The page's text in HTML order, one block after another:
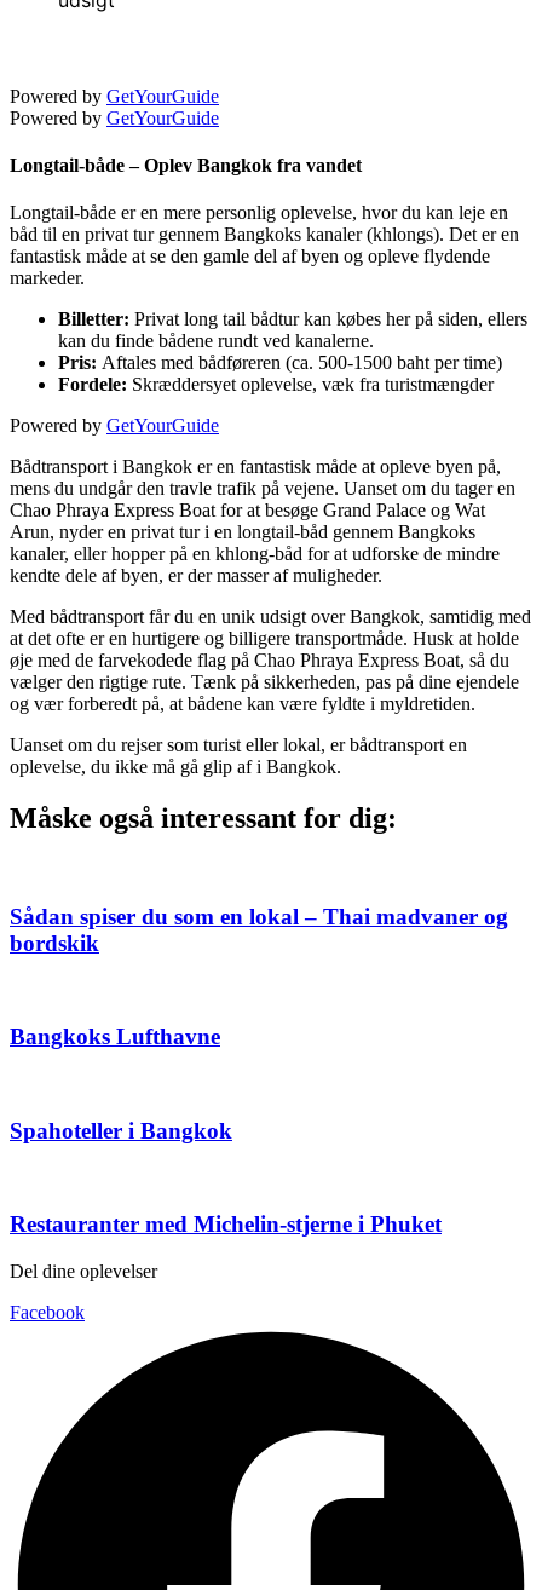
Powered by GetYourGuide
Powered by GetYourGuide
Longtail-både – Oplev Bangkok fra vandet
Longtail-både er en mere personlig oplevelse, hvor du kan leje en
båd til en privat tur gennem Bangkoks kanaler (khlongs). Det er en
fantastisk måde at se den gamle del af byen og opleve flydende
markeder.
Billetter: Privat long tail bådtur kan købes her på siden, ellers
kan du finde bådene rundt ved kanalerne.
Pris: Aftales med bådføreren (ca. 500-1500 baht per time)
Fordele: Skræddersyet oplevelse, væk fra turistmængder
Powered by GetYourGuide
Bådtransport i Bangkok er en fantastisk måde at opleve byen på,
mens du undgår den travle trafik på vejene. Uanset om du tager en
Chao Phraya Express Boat for at besøge Grand Palace og Wat
Arun, nyder en privat tur i en longtail-båd gennem Bangkoks
kanaler, eller hopper på en khlong-båd for at udforske de mindre
kendte dele af byen, er der masser af muligheder.
Med bådtransport får du en unik udsigt over Bangkok, samtidig med
at det ofte er en hurtigere og billigere transportmåde. Husk at holde
øje med de farvekodede flag på Chao Phraya Express Boat, så du
vælger den rigtige rute. Tænk på sikkerheden, pas på dine ejendele
og vær forberedt på, at bådene kan være fyldte i myldretiden.
Uanset om du rejser som turist eller lokal, er bådtransport en
oplevelse, du ikke må gå glip af i Bangkok.
Måske også interessant for dig:
Sådan spiser du som en lokal – Thai madvaner og
bordskik
Bangkoks Lufthavne
Spahoteller i Bangkok
Restauranter med Michelin-stjerne i Phuket
Del dine oplevelser
Facebook